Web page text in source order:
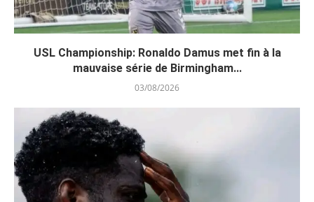
USL Championship: Ronaldo Damus met fin à la
mauvaise série de Birmingham...
03/08/2026